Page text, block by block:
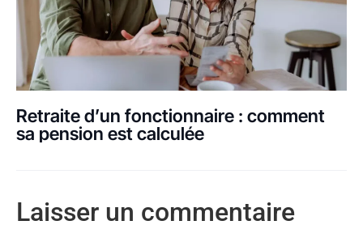
Retraite d’un fonctionnaire : comment
sa pension est calculée
Laisser un commentaire